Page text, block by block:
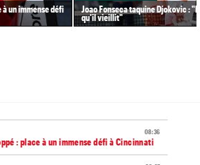
à un immense défi
Joao Fonseca taquine Djokovic :
qu'il vieillit"
08:36
: place à un immense défi à Cincinnati